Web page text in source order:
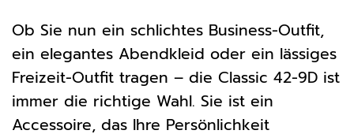
Ob Sie nun ein schlichtes Business-Outfit,
ein elegantes Abendkleid oder ein lässiges
Freizeit-Outfit tragen – die Classic 42-9D ist
immer die richtige Wahl. Sie ist ein
Accessoire, das Ihre Persönlichkeit